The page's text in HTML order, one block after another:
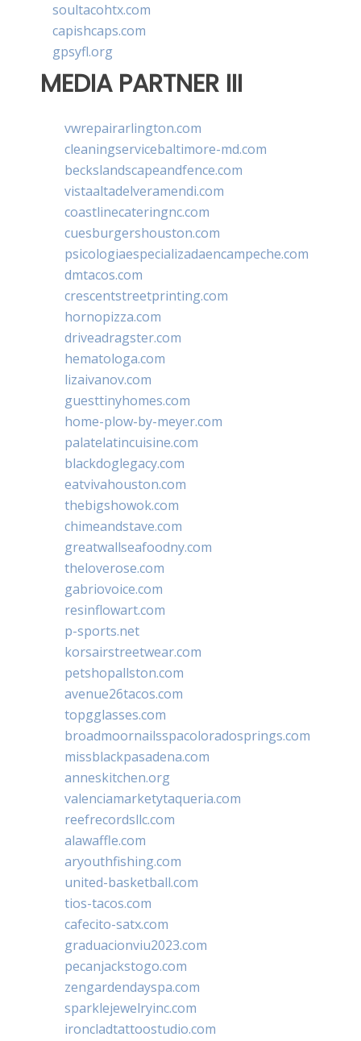
soultacohtx.com
capishcaps.com
gpsyfl.org
MEDIA PARTNER III
vwrepairarlington.com
cleaningservicebaltimore-md.com
beckslandscapeandfence.com
vistaaltadelveramendi.com
coastlinecateringnc.com
cuesburgershouston.com
psicologiaespecializadaencampeche.com
dmtacos.com
crescentstreetprinting.com
hornopizza.com
driveadragster.com
hematologa.com
lizaivanov.com
guesttinyhomes.com
home-plow-by-meyer.com
palatelatincuisine.com
blackdoglegacy.com
eatvivahouston.com
thebigshowok.com
chimeandstave.com
greatwallseafoodny.com
theloverose.com
gabriovoice.com
resinflowart.com
p-sports.net
korsairstreetwear.com
petshopallston.com
avenue26tacos.com
topgglasses.com
broadmoornailsspacoloradosprings.com
missblackpasadena.com
anneskitchen.org
valenciamarketytaqueria.com
reefrecordsllc.com
alawaffle.com
aryouthfishing.com
united-basketball.com
tios-tacos.com
cafecito-satx.com
graduacionviu2023.com
pecanjackstogo.com
zengardendayspa.com
sparklejewelryinc.com
ironcladtattoostudio.com